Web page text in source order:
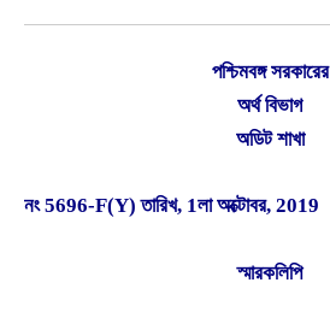
পশ্চিমবঙ্গ সরকারের
অর্থ বিভাগ
অডিট শাখা
নং 5696-F(Y) তারিখ, 1লা অক্টোবর, 2019
স্মারকলিপি